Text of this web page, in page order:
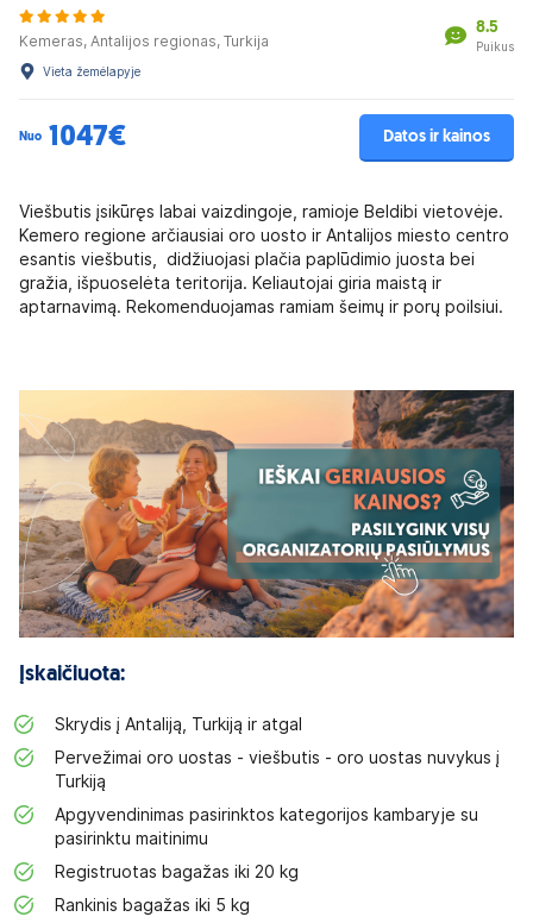
Kemeras, Antalijos regionas, Turkija
8.5
Puikus
Vieta žemėlapyje
Nuo 1047€ Datos ir kainos
Viešbutis įsikūręs labai vaizdingoje, ramioje Beldibi vietovėje.
Kemero regione arčiausiai oro uosto ir Antalijos miesto centro
esantis viešbutis, didžiuojasi plačia paplūdimio juosta bei
gražia, išpuoselėta teritorija. Keliautojai giria maistą ir
aptarnavimą. Rekomenduojamas ramiam šeimų ir porų poilsiui.
Įskaičiuota:
Skrydis į Antaliją, Turkiją ir atgal
Pervežimai oro uostas - viešbutis - oro uostas nuvykus į
Turkiją
Apgyvendinimas pasirinktos kategorijos kambaryje su
pasirinktu maitinimu
Registruotas bagažas iki 20 kg
Rankinis bagažas iki 5 kg